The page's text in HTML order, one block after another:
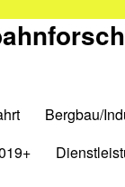
Bergbau/